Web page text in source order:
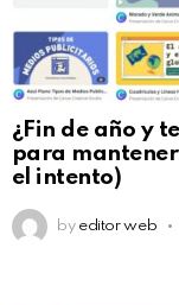
¿Fin de año y
para
el intento)
by editor web